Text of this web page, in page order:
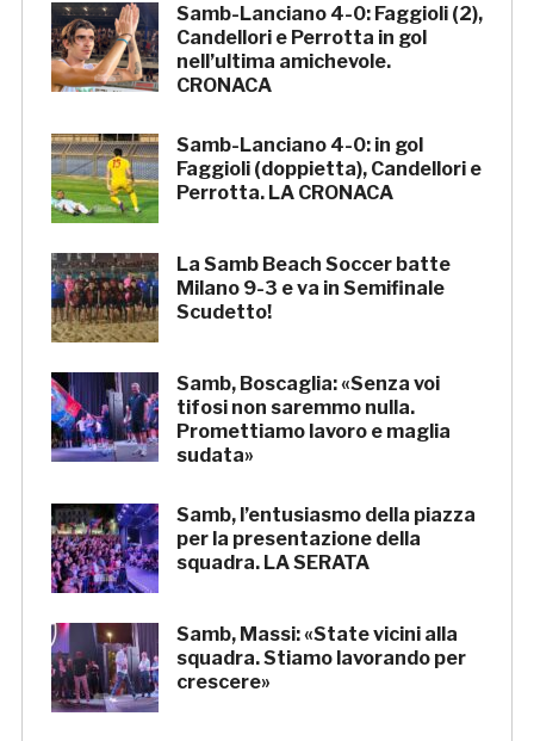
Samb-Lanciano 4-0: Faggioli (2),
Candellori e Perrotta in gol
nell’ultima amichevole.
CRONACA
Samb-Lanciano 4-0: in gol
Faggioli (doppietta), Candellori e
Perrotta. LA CRONACA
La Samb Beach Soccer batte
Milano 9-3 e va in Semifinale
Scudetto!
Samb, Boscaglia: «Senza voi
tifosi non saremmo nulla.
Promettiamo lavoro e maglia
sudata»
Samb, l’entusiasmo della piazza
per la presentazione della
squadra. LA SERATA
Samb, Massi: «State vicini alla
squadra. Stiamo lavorando per
crescere»